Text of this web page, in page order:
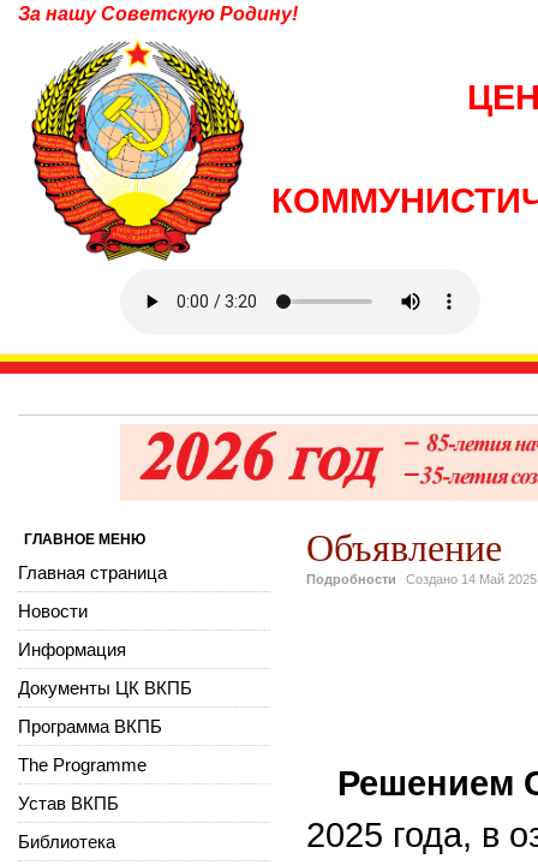
За нашу Советскую Родину!
Объявление
Подробности Создано 14 Май 2025
Решением
2025 года, в
ГЛАВНОЕ МЕНЮ
Главная страница
Новости
Информация
Документы ЦК ВКПБ
Программа ВКПБ
The Programme
Устав ВКПБ
Библиотека